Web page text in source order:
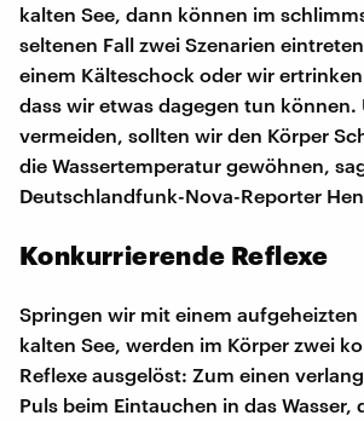
kalten See, dann können im
seltenen Fall zwei Szenarien
einem Kälteschock oder wir
dass wir etwas dagegen tun können.
vermeiden, sollten wir den Körper
die Wassertemperatur gewöhnen,
Deutschlandfunk-Nova-Reporter
Konkurrierende Reflexe
Springen wir mit einem aufgeheizten
kalten See, werden im Körper zwei
Reflexe ausgelöst: Zum einen
Puls beim Eintauchen in das Wasser,